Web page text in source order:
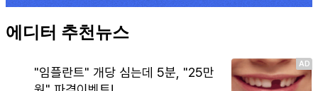
에디터 추천뉴스